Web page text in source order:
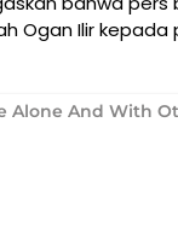
Ogan Ilir kepada